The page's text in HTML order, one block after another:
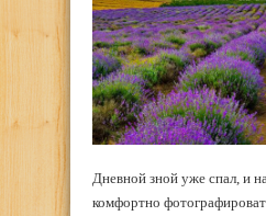
Дневной зной уже спал, и
комфортно